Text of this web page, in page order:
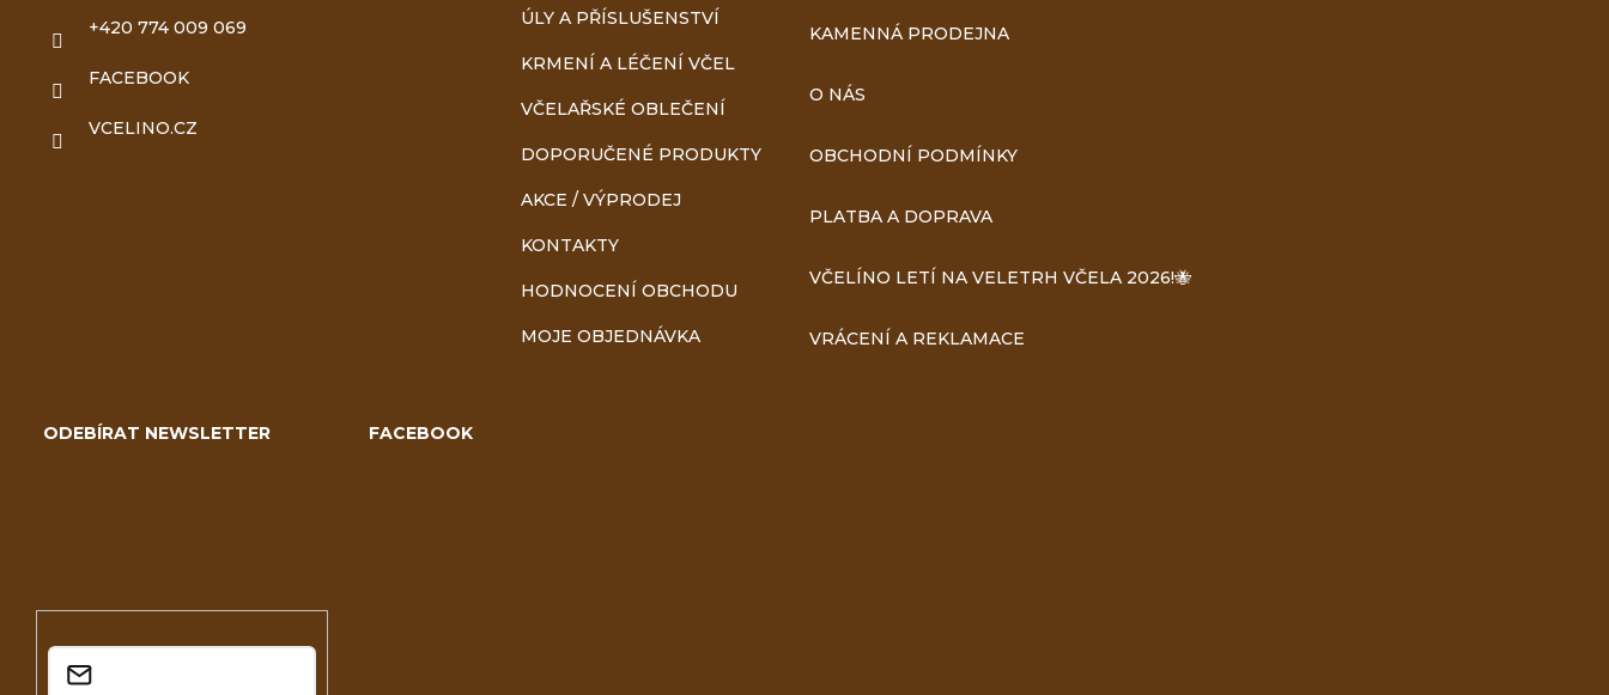
v
k
p
i
+420 774 009 069
FACEBOOK
VCELINO.CZ
ÚLY A PŘÍSLUŠENSTVÍ
KRMENÍ A LÉČENÍ VČEL
VČELAŘSKÉ OBLEČENÍ
DOPORUČENÉ PRODUKTY
AKCE / VÝPRODEJ
KONTAKTY
HODNOCENÍ OBCHODU
MOJE OBJEDNÁVKA
KAMENNÁ PRODEJNA
O NÁS
OBCHODNÍ PODMÍNKY
PLATBA A DOPRAVA
VČELÍNO LETÍ NA VELETRH VČELA 2026!🐝
VRÁCENÍ A REKLAMACE
ODEBÍRAT NEWSLETTER FACEBOOK